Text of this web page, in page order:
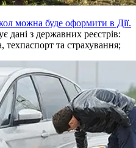
можна буде оформити в Дії.
дані з державних реєстрів:
техпаспорт та страхування;